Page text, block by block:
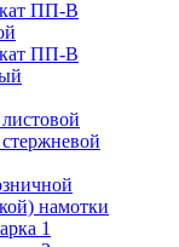
ПП-В
ПП-В
намотки
1